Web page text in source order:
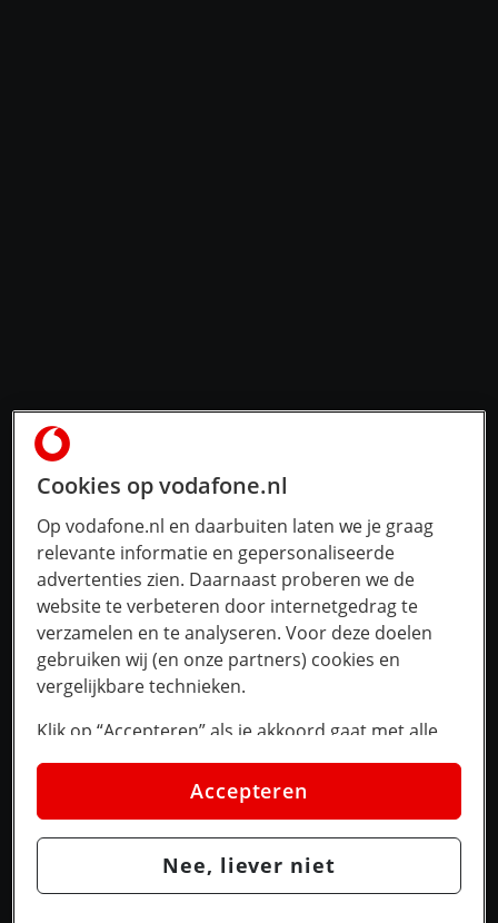
Cookies op vodafone.nl
Op vodafone.nl en daarbuiten laten we je graag
relevante informatie en gepersonaliseerde
advertenties zien. Daarnaast proberen we de
website te verbeteren door internetgedrag te
verzamelen en te analyseren. Voor deze doelen
gebruiken wij (en onze partners) cookies en
vergelijkbare technieken.
Klik op “Accepteren” als je akkoord gaat met alle
cookies. Kies je voor “Nee, liever niet”, dan
plaatsen we alleen strikt noodzakelijke cookies om
de website goed te laten werken. Dat betekent dat
we geen vormen van personalisatie toepassen.
Via cookie instellingen kan je zelf bepalen welke
Accepteren
Nee, liever niet